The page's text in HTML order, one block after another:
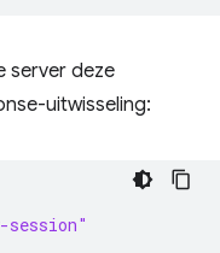
server deze
uitwisseling:
session"